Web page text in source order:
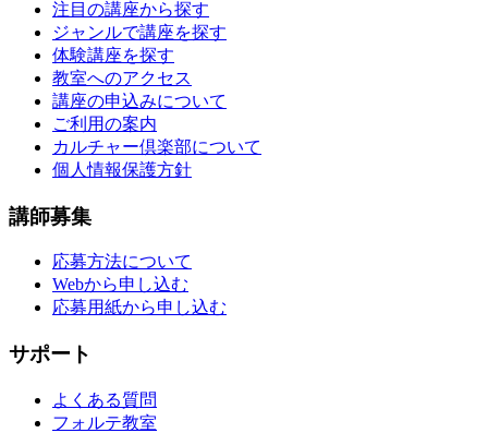
注目の講座から探す
ジャンルで講座を探す
体験講座を探す
教室へのアクセス
講座の申込みについて
ご利用の案内
カルチャー倶楽部について
個人情報保護方針
講師募集
応募方法について
Webから申し込む
応募用紙から申し込む
サポート
よくある質問
フォルテ教室